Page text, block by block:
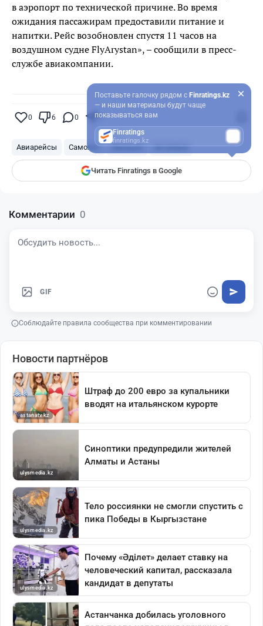
в аэропорт по технической причине. Во время
ожидания пассажирам предоставили питание и
напитки. Рейс возобновлен спустя 11 часов на
воздушном судне FlyArystan», – сообщили в пресс-
службе авиакомпании.
0 6 0 0
Авиарейсы Самолет Авиация Air astana
Читать Finratings в Google
Поставьте галочку рядом с Finratings.kz
— и наши материалы будут чаще
показываться вам
Finratings
finratings.kz
Комментарии 0
GIF
Соблюдайте правила сообщества при комментировании